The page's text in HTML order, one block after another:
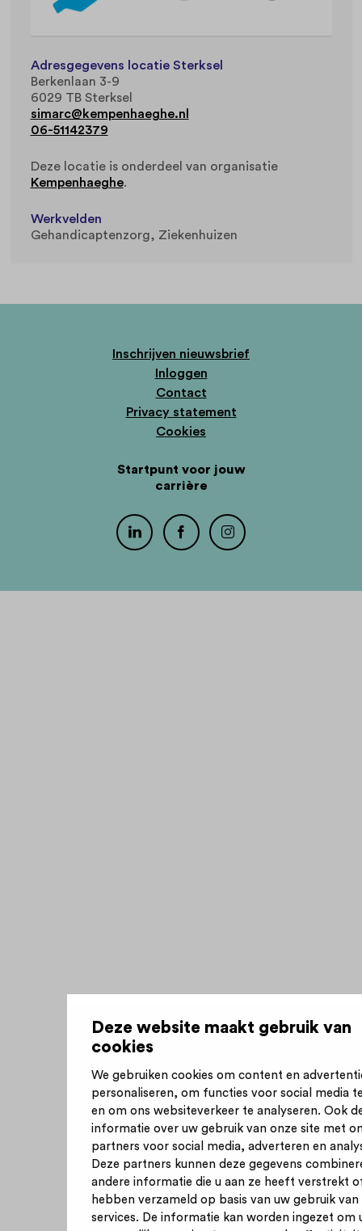
Deze website maakt gebruik van
cookies
We gebruiken cookies om content en
personaliseren, om functies voor social media
en om ons websiteverkeer te analyseren. Ook
informatie over uw gebruik van onze site met
partners voor social media, adverteren en
Deze partners kunnen deze gegevens
andere informatie die u aan ze heeft verstrekt
hebben verzameld op basis van uw gebruik van
services. De informatie kan worden ingezet om
Adresgegevens locatie Sterksel
Berkenlaan 3-9
6029 TB Sterksel
simarc@kempenhaeghe.nl
06-51142379
Deze locatie is onderdeel van organisatie
Kempenhaeghe.
Werkvelden
Gehandicaptenzorg
Ziekenhuizen
Inschrijven nieuwsbrief
Inloggen
Contact
Privacy statement
Cookies
Startpunt voor jouw
carrière